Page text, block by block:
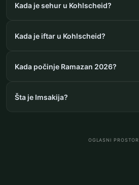
Kada je sehur u Kohlscheid?
Kada je iftar u Kohlscheid?
Kada počinje Ramazan 2026?
Šta je Imsakija?
OGLASNI PROSTOR